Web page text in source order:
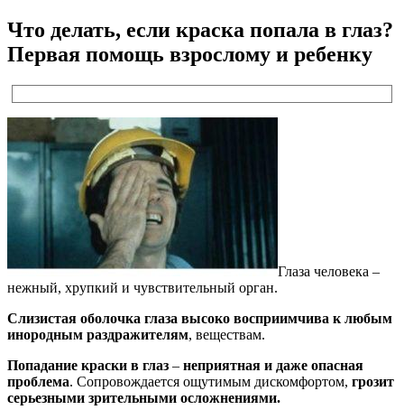
Что делать, если краска попала в глаз?
Первая помощь взрослому и ребенку
Глаза человека –
нежный, хрупкий и чувствительный орган.
Слизистая оболочка глаза высоко восприимчива к любым
инородным раздражителям, веществам.
Попадание краски в глаз – неприятная и даже опасная
проблема. Сопровождается ощутимым дискомфортом, грозит
серьезными зрительными осложнениями.